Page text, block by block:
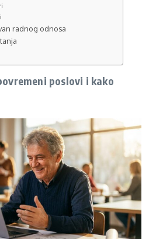
radnog odnosa
poslovi i kako